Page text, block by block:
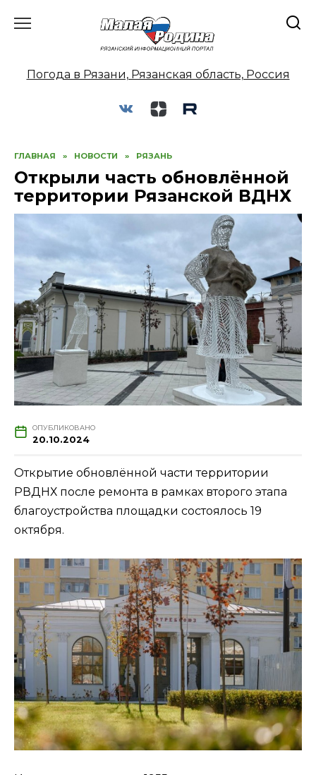
Погода в Рязани, Рязанская область, Россия
ГЛАВНАЯ » НОВОСТИ » РЯЗАНЬ
Открыли часть обновлённой
территории Рязанской ВДНХ
ОПУБЛИКОВАНО
20.10.2024
Открытие обновлённой части территории
РВДНХ после ремонта в рамках второго этапа
благоустройства площадки состоялось 19
октября.